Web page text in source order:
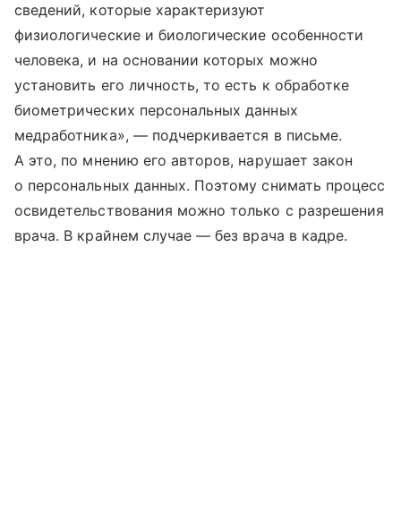
сведений, которые характеризуют
физиологические и биологические особенности
человека, и на основании которых можно
установить его личность, то есть к обработке
биометрических персональных данных
медработника», — подчеркивается в письме.
А это, по мнению его авторов, нарушает закон
о персональных данных. Поэтому снимать процесс
освидетельствования можно только с разрешения
врача. В крайнем случае — без врача в кадре.